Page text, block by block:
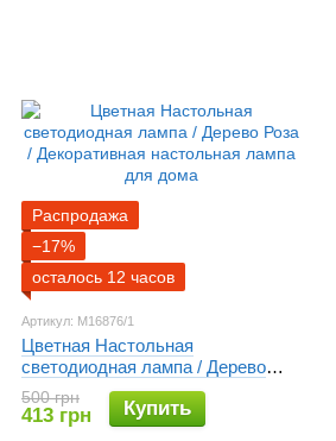
Распродажа
−17%
осталось 12 часов
Артикул: M16876/1
Цветная Настольная
светодиодная лампа / Дерево
Роза / Декоративная настольная
лампа для дома
500 грн
413 грн Купить